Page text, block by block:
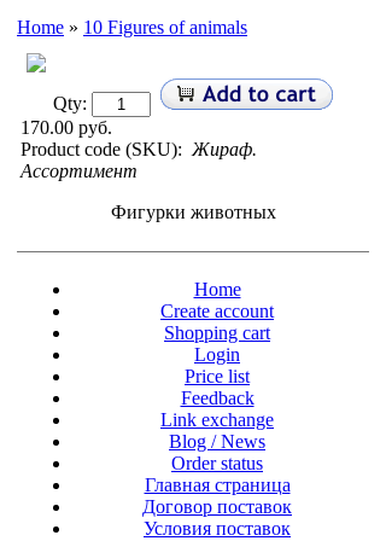
Home » 10 Figures of animals
Qty:
170.00 руб.
Product code (SKU): Жираф.
Ассортимент
Фигурки животных
Home
Create account
Shopping cart
Login
Price list
Feedback
Link exchange
Blog / News
Order status
Главная страница
Договор поставок
Условия поставок